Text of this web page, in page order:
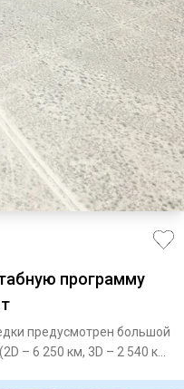
программу
предусмотрен большой
– 6 250 км, 3D – 2 540 кв.